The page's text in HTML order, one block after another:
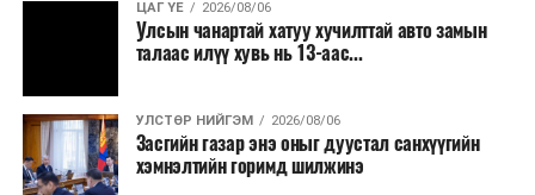
ЦАГ ҮЕ 2026/08/06
Улсын чанартай хатуу хучилттай авто замын
талаас илүү хувь нь 13-аас...
УЛСТӨР НИЙГЭМ 2026/08/06
Засгийн газар энэ оныг дуустал санхүүгийн
хэмнэлтийн горимд шилжинэ